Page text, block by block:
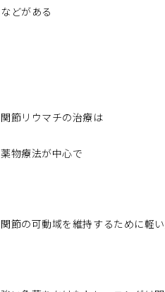
などがある
関節リウマチの治療は
薬物療法が中心で
関節の可動域を維持するために軽